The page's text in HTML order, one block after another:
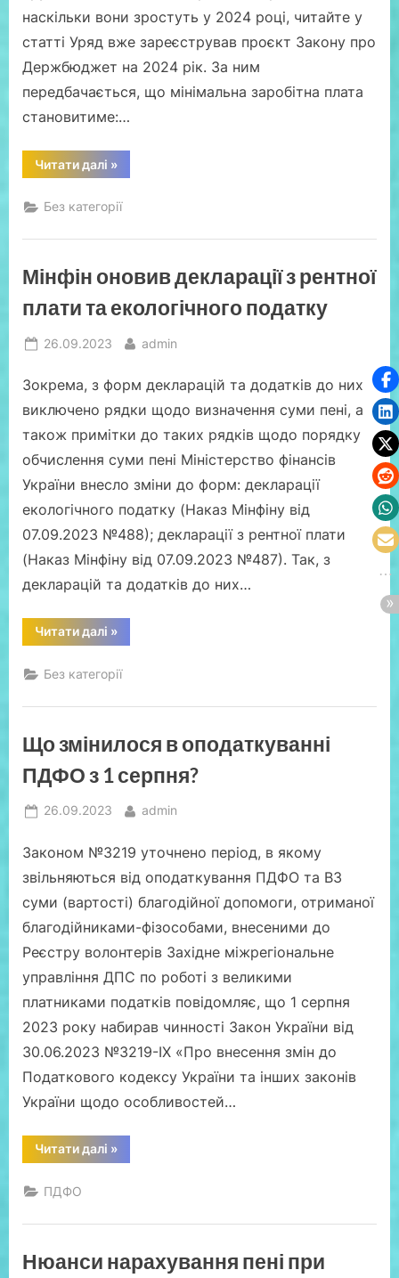
наскільки вони зростуть у 2024 році, читайте у
статті Уряд вже зареєстрував проєкт Закону про
Держбюджет на 2024 рік. За ним
передбачається, що мінімальна заробітна плата
становитиме:…
Читати далі “Підвищення
розмірів
зарплати
у
році:
для
бізнесу?”
»
Без категорії
Мінфін оновив декларації з рентної
плати та екологічного податку
Posted
26.09.2023 By
admin
Зокрема, з форм декларацій та додатків до них
виключено рядки щодо визначення суми пені, а
також примітки до таких рядків щодо порядку
обчислення суми пені Міністерство фінансів
України внесло зміни до форм: декларації
екологічного податку (Наказ Мінфіну від
07.09.2023 №488); декларації з рентної плати
(Наказ Мінфіну від 07.09.2023 №487). Так, з
декларацій та додатків до них…
Читати далі “Мінфін
оновив
рентної
та
»
Без категорії
Що змінилося в оподаткуванні
ПДФО з 1 серпня?
Posted
26.09.2023 By
admin
Законом №3219 уточнено період, в якому
звільняються від оподаткування ПДФО та ВЗ
суми (вартості) благодійної допомоги, отриманої
благодійниками-фізособами, внесеними до
Реєстру волонтерів Західне міжрегіональне
управління ДПС по роботі з великими
платниками податків повідомляє, що 1 серпня
2023 року набирав чинності Закон України від
30.06.2023 №3219-ІХ «Про внесення змін до
Податкового кодексу України та інших законів
України щодо особливостей…
Читати далі “Що
змінилося
1
»
ПДФО
Нюанси нарахування пені при